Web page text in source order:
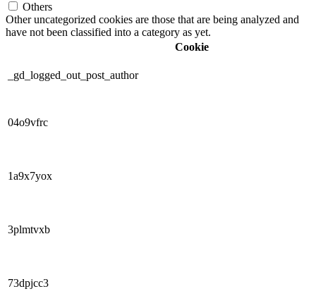
Others
Other uncategorized cookies are those that are being analyzed and
have not been classified into a category as yet.
Cookie
_gd_logged_out_post_author
04o9vfrc
1a9x7yox
3plmtvxb
73dpjcc3